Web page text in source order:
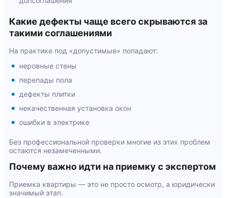
Какие дефекты чаще всего скрываются за
такими соглашениями
На практике под «допустимые» попадают:
неровные стены
перепады пола
дефекты плитки
некачественная установка окон
ошибки в электрике
Без профессиональной проверки многие из этих проблем
остаются незамеченными.
Почему важно идти на приемку с экспертом
Приемка квартиры — это не просто осмотр, а юридически
значимый этап.